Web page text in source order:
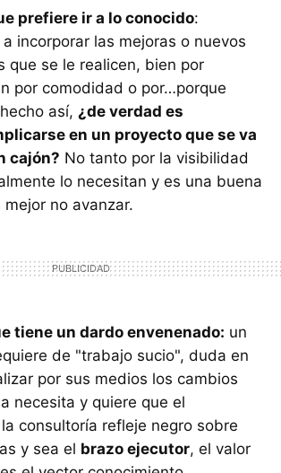
prefiere ir a lo conocido:
incorporar las mejoras o nuevos
que se le realicen, bien por
por comodidad o por…porque
así, ¿de verdad es
en un proyecto que se va
cajón? No tanto por la visibilidad
lo necesitan y es una buena
no avanzar.
tiene un dardo envenenado: un
de "trabajo sucio", duda en
por sus medios los cambios
necesita y quiere que el
consultoría refleje negro sobre
y sea el brazo ejecutor, el valor